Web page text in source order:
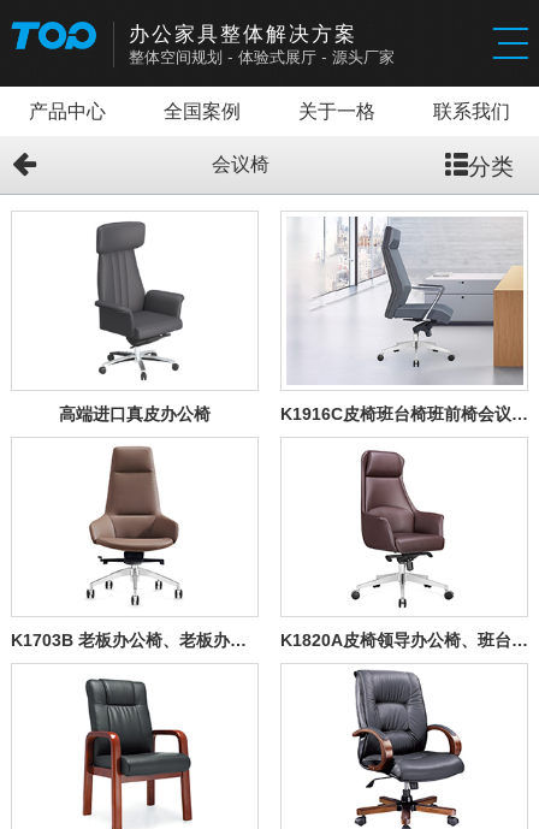
办公家具整体解决方案
整体空间规划 - 体验式展厅 - 源头厂家
产品中心 全国案例 关于一格 联系我们
会议椅 分类
高端进口真皮办公椅 K1916C皮椅班台椅班前椅会议椅8082
K1703B 老板办公椅、老板办公室椅子、会议椅8082 K1820A皮椅领导办公椅、班台前椅、会议椅8020